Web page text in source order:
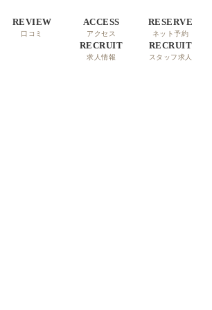
REVIEW
口コミ
ACCESS
アクセス
RESERVE
ネット予約
RECRUIT
求人情報
RECRUIT
スタッフ求人